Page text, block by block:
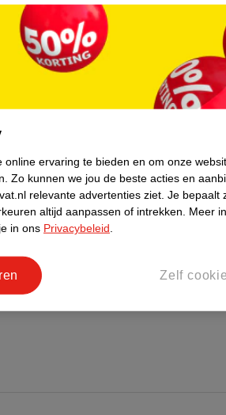
Gratis
ervaring te bieden en om onze
Zo kunnen we jou de beste acties en
relevante advertenties ziet. Je bepaalt
altijd aanpassen of intrekken.
Meer
in ons Privacybeleid
Zelf